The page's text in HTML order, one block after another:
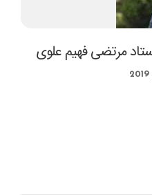
مرتضی فهیم علوی